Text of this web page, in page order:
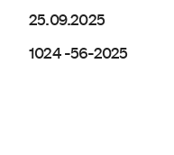
25.09.2025
1024 -56-2025